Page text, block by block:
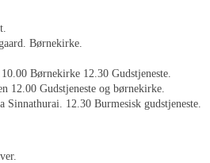
Børnekirke.
Børnekirke 12.30 Gudstjeneste.
12.00 Gudstjeneste og børnekirke.
Sinnathurai. 12.30 Burmesisk gudstjeneste.